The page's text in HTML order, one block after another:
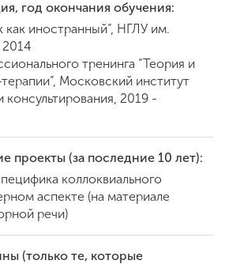
20год окончания обучения:
как иностранный”, НГЛУ им.
тренинга “Теория и
Московский институт
консультирования, 2019 -
проекты (за последние 10 лет):
коллоквиального
аспекте (на материале
речи)
(только те, которые